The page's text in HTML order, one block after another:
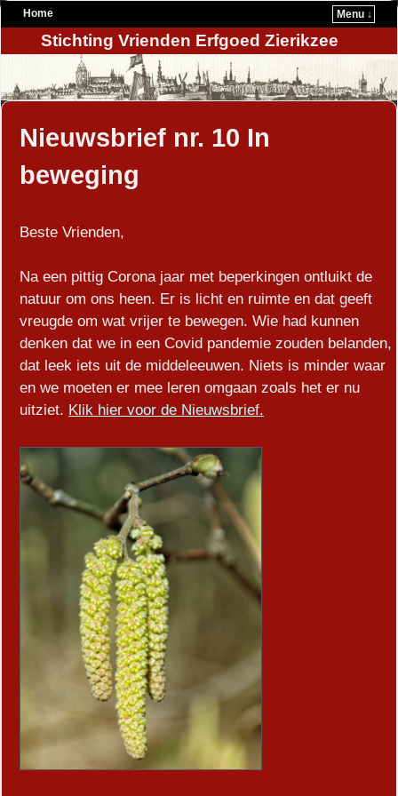
Home Menu ↓
Stichting Vrienden Erfgoed Zierikzee
Nieuwsbrief nr. 10 In
beweging
Beste Vrienden,
Na een pittig Corona jaar met beperkingen ontluikt de
natuur om ons heen. Er is licht en ruimte en dat geeft
vreugde om wat vrijer te bewegen. Wie had kunnen
denken dat we in een Covid pandemie zouden belanden,
dat leek iets uit de middeleeuwen. Niets is minder waar
en we moeten er mee leren omgaan zoals het er nu
uitziet. Klik hier voor de Nieuwsbrief.